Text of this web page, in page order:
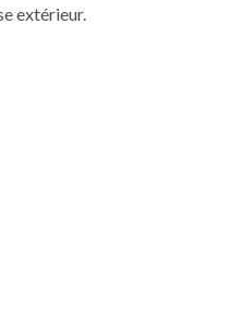
extérieur.